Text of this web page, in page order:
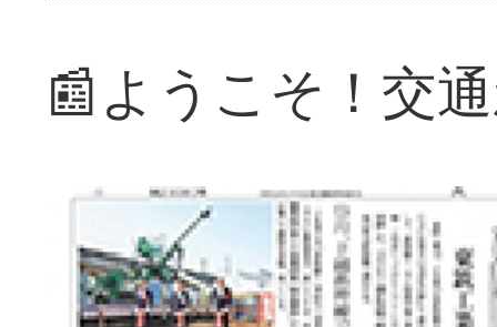
📰ようこそ！交